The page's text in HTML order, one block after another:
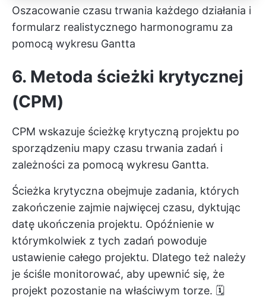
Oszacowanie czasu trwania każdego działania i
formularz realistycznego harmonogramu za
pomocą wykresu Gantta
6. Metoda ścieżki krytycznej
(CPM)
CPM wskazuje ścieżkę krytyczną projektu po
sporządzeniu mapy czasu trwania zadań i
zależności za pomocą wykresu Gantta.
Ścieżka krytyczna obejmuje zadania, których
zakończenie zajmie najwięcej czasu, dyktując
datę ukończenia projektu. Opóźnienie w
którymkolwiek z tych zadań powoduje
ustawienie całego projektu. Dlatego też należy
je ściśle monitorować, aby upewnić się, że
projekt pozostanie na właściwym torze. 🗓️